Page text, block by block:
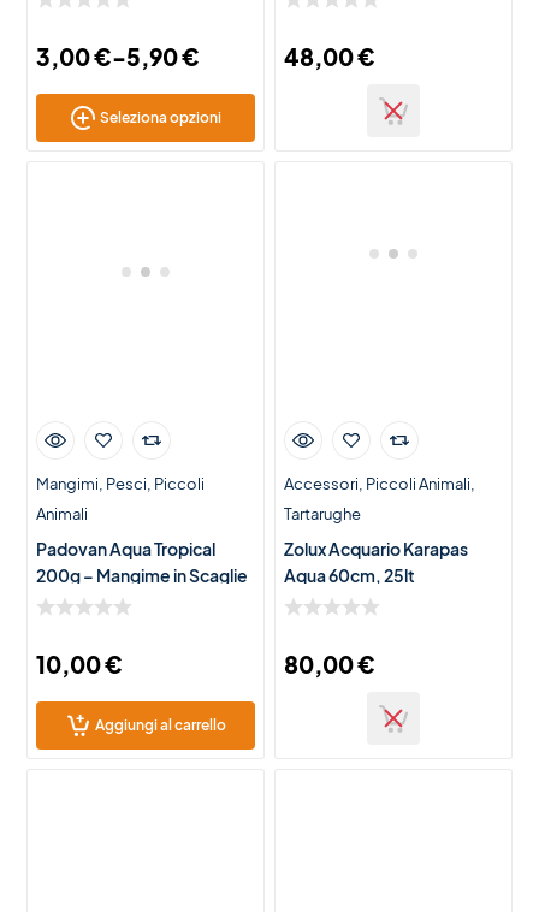
3,00€-5,90€
Seleziona opzioni
48,00€
Mangimi Pesci Piccoli
Animali
Padovan Aqua Tropical
200g – Mangime in Scaglie
per Pesci Tropicali
10,00€
Aggiungi al carrello
Accessori Piccoli Animali
Tartarughe
Zolux Acquario Karapas
Aqua 60cm, 25lt
80,00€